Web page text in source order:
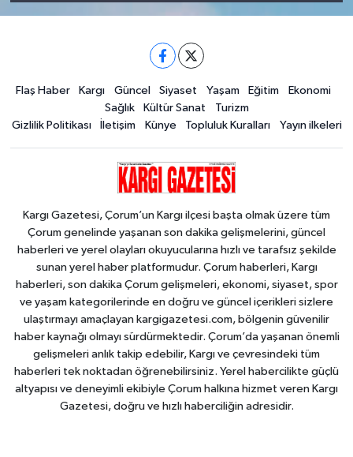
Flaş Haber Kargı Güncel Siyaset Yaşam Eğitim
Ekonomi
Sağlık
Kültür Sanat
Turizm
Gizlilik Politikası
İletişim Künye Topluluk Kuralları Yayın ilkeleri
Kargı Gazetesi, Çorum’un Kargı ilçesi başta olmak üzere tüm
Çorum genelinde yaşanan son dakika gelişmelerini, güncel
haberleri ve yerel olayları okuyucularına hızlı ve tarafsız şekilde
sunan yerel haber platformudur. Çorum haberleri, Kargı
haberleri, son dakika Çorum gelişmeleri, ekonomi, siyaset, spor
ve yaşam kategorilerinde en doğru ve güncel içerikleri sizlere
ulaştırmayı amaçlayan kargigazetesi.com, bölgenin güvenilir
haber kaynağı olmayı sürdürmektedir. Çorum’da yaşanan önemli
gelişmeleri anlık takip edebilir, Kargı ve çevresindeki tüm
haberleri tek noktadan öğrenebilirsiniz. Yerel habercilikte güçlü
altyapısı ve deneyimli ekibiyle Çorum halkına hizmet veren Kargı
Gazetesi, doğru ve hızlı haberciliğin adresidir.